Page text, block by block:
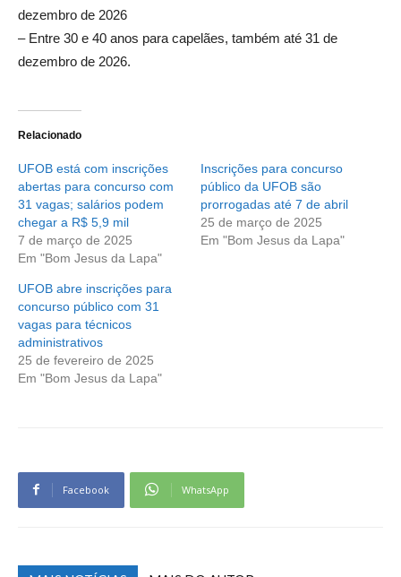
dezembro de 2026
– Entre 30 e 40 anos para capelães, também até 31 de
dezembro de 2026.
Relacionado
UFOB está com inscrições
abertas para concurso com
31 vagas; salários podem
chegar a R$ 5,9 mil
7 de março de 2025
Em "Bom Jesus da Lapa"
Inscrições para concurso
público da UFOB são
prorrogadas até 7 de abril
25 de março de 2025
Em "Bom Jesus da Lapa"
UFOB abre inscrições para
concurso público com 31
vagas para técnicos
administrativos
25 de fevereiro de 2025
Em "Bom Jesus da Lapa"
Facebook WhatsApp